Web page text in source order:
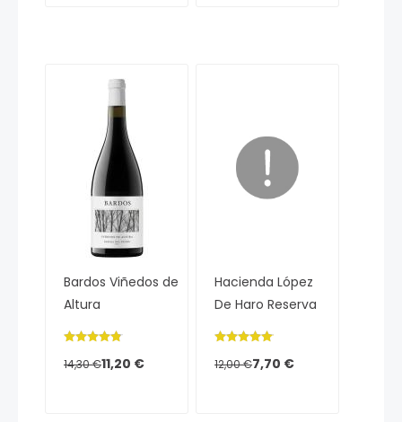
Bardos Viñedos de
Altura
14,30 €11,20 €
Hacienda López
De Haro Reserva
12,00 €7,70 €